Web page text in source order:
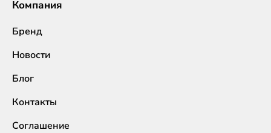
Компания
Бренд
Новости
Блог
Контакты
Соглашение